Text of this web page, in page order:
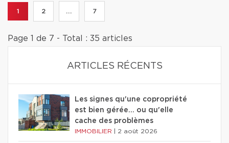
1 2 ... 7
Page 1 de 7 - Total : 35 articles
ARTICLES RÉCENTS
Les signes qu'une copropriété
est bien gérée… ou qu'elle
cache des problèmes
IMMOBILIER 2 août 2026